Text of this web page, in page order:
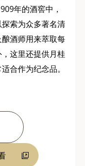
年的酒窖中，
索为众多著名清
酒师用来萃取每
这里还提供月桂
合作为纪念品。